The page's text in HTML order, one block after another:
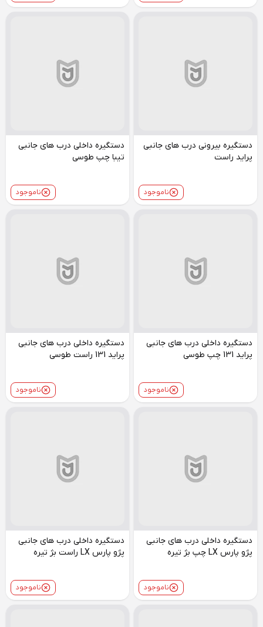
دستگیره بیرونی درب های جانبی
پراید راست
ناموجود
دستگیره داخلی درب های جانبی
تیبا چپ طوسی
ناموجود
دستگیره داخلی درب های جانبی
پراید 131 چپ طوسی
ناموجود
دستگیره داخلی درب های جانبی
پراید 131 راست طوسی
ناموجود
دستگیره داخلی درب های جانبی
پژو پارس LX چپ بژ تیره
ناموجود
دستگیره داخلی درب های جانبی
پژو پارس LX راست بژ تیره
ناموجود